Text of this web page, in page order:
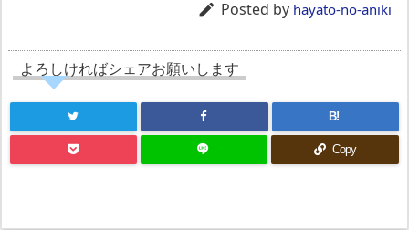
 Posted by hayato-no-aniki
よろしければシェアお願いします
B!
Copy